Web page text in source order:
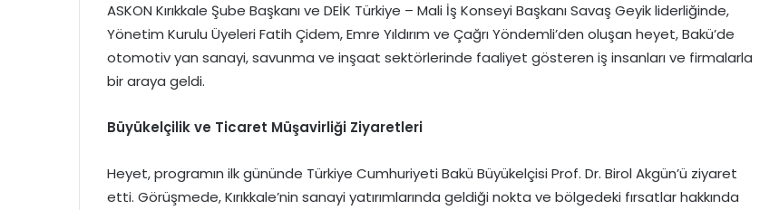
ASKON Kırıkkale Şube Başkanı ve DEİK Türkiye – Mali İş Konseyi Başkanı Savaş Geyik liderliğinde,
Yönetim Kurulu Üyeleri Fatih Çidem, Emre Yıldırım ve Çağrı Yöndemli’den oluşan heyet, Bakü’de
otomotiv yan sanayi, savunma ve inşaat sektörlerinde faaliyet gösteren iş insanları ve firmalarla
bir araya geldi.
Büyükelçilik ve Ticaret Müşavirliği Ziyaretleri
Heyet, programın ilk gününde Türkiye Cumhuriyeti Bakü Büyükelçisi Prof. Dr. Birol Akgün’ü ziyaret
etti. Görüşmede, Kırıkkale’nin sanayi yatırımlarında geldiği nokta ve bölgedeki fırsatlar hakkında